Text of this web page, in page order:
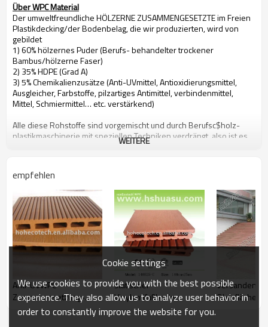
Über WPC Material
Der umweltfreundliche HÖLZERNE ZUSAMMENGESETZTE im Freien
Plastikdecking/der Bodenbelag, die wir produzierten, wird von
gebildet
1) 60% hölzernes Puder (Berufs- behandelter trockener
Bambus/hölzerne Faser)
2) 35% HDPE (Grad A)
3) 5% Chemikalienzusätze (Anti-UVmittel, Antioxidierungsmittel,
Ausgleicher, Farbstoffe, pilzartiges Antimittel, verbindenmittel,
Mittel, Schmiermittel… etc. verstärkend)
Alle diese Rohstoffe sind vorgemischt und durch Berufsc$holz-
plastikmaschinerie mit speziellen Techniken verdrängt, also ist es
eine Art kohlenstoffarmer, Umweltschutz und zurückführbares
Leute können von HOHEcotech von dem Folgen von Attributen
profitieren
1. Umweltfreundlich, 100% aufbereitet
2. Niedrige Wartung
3. Einfache Installation
4. Temperaturwiderstand, verwendbar von -29°C zu +51°C
5. Langlebig verwenden (10 Jahre Garantie)
6. Wasserdicht, feuchtigkeitsfest, insektensicher
7. Mit hölzernem Geruch sehr natürliches Gefühl
8. UVwiderstand, verblassen beständiges langlebiges Gut
9. Eleganter Blick
10. Sogar Dimensionsstabilität
WEITERE
empfehlen
Anti-UVWPC
Zusammensetzung-
Plattform
statischer
Vinylantifußboden
Cookie settings
We use cookies to provide you with the best possible
experience. They also allow us to analyze user behavior in
order to constantly improve the website for you.